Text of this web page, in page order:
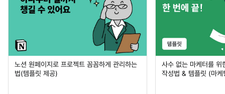
노션 원페이지로 프로젝트 꼼꼼하게 관리하는
법(템플릿 제공)
사수 없는 마케터를 위
작성법 & 템플릿 (마